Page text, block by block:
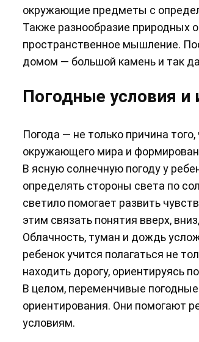
окружающие предметы с
Также разнообразие природных
пространственное мышление.
домом — большой камень и так
Погодные условия и
Погода — не только причина
окружающего мира и
В ясную солнечную погоду у
определять стороны света по
светило помогает развить
этим связать понятия вверх,
Облачность, туман и дождь
ребенок учится полагаться не
находить дорогу, ориентируясь
В целом, переменчивые
ориентирования. Они помогают
условиям.